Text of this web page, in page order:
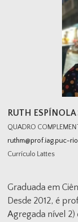
RUTH
QUADRO
ruthm@prof.iag.puc-
Currículo Lattes
Graduada em
Desde 2012, é
Agregada nível